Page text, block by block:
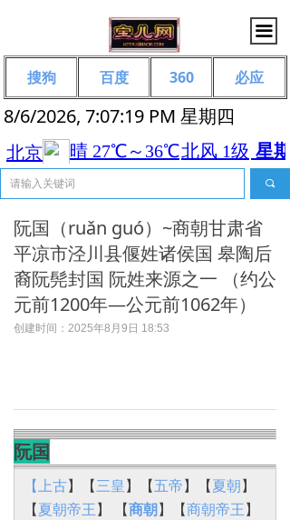
끀
8/6/2026, 7:07:20 PM 星期四
끠
搜狗 百度 360 必应
阮国（ruǎn guó‌）~商朝甘肃省
平凉市泾川县偃姓诸侯国 皋陶后
裔阮髡封国 阮姓来源之一 （约公
元前1200年—公元前1062年）
创建时间： 2025年8月9日 18:53
阮国
【上古】【三皇】【五帝】【夏朝】
【夏朝帝王】 【商朝】【商朝帝王】